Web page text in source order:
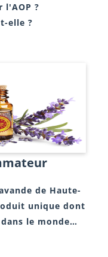
l'AOP ?
elle ?
de Haute-
unique dont
le monde…